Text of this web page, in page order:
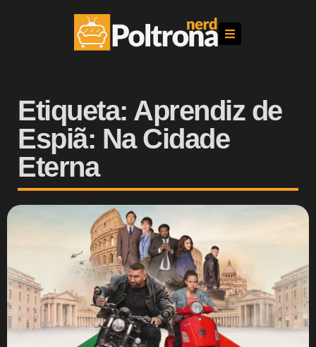
Etiqueta: Aprendiz de
Espiã: Na Cidade
Eterna